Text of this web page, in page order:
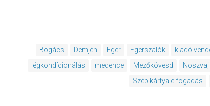
Bogács Demjén Eger Egerszalók kiadó
légkondícionálás
medence Mezőkövesd Noszvaj
Szép kártya elfogadás